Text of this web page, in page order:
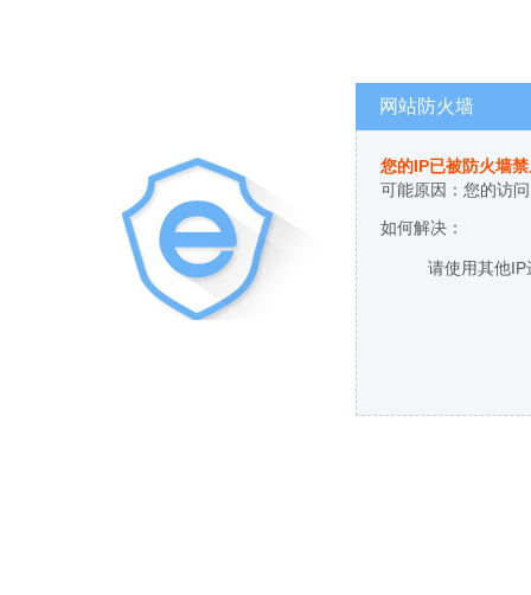
网站防火墙
您的IP已被防火墙
可能原因：您的访
如何解决：
请使用其他